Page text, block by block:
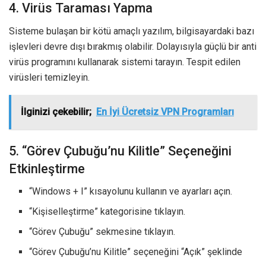
4. Virüs Taraması Yapma
Sisteme bulaşan bir kötü amaçlı yazılım, bilgisayardaki bazı
işlevleri devre dışı bırakmış olabilir. Dolayısıyla güçlü bir anti
virüs programını kullanarak sistemi tarayın. Tespit edilen
virüsleri temizleyin.
İlginizi çekebilir; En İyi Ücretsiz VPN Programları
5. “Görev Çubuğu’nu Kilitle” Seçeneğini
Etkinleştirme
“Windows + I” kısayolunu kullanın ve ayarları açın.
“Kişiselleştirme” kategorisine tıklayın.
“Görev Çubuğu” sekmesine tıklayın.
“Görev Çubuğu’nu Kilitle” seçeneğini “Açık” şeklinde